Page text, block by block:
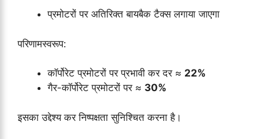
प्रमोटरों पर अतिरिक्त बायबैक टैक्स लगाया जाएगा
परिणामस्वरूप:
कॉर्पोरेट प्रमोटरों पर प्रभावी कर दर ≈ 22%
गैर-कॉर्पोरेट प्रमोटरों पर ≈ 30%
इसका उद्देश्य कर निष्पक्षता सुनिश्चित करना है।